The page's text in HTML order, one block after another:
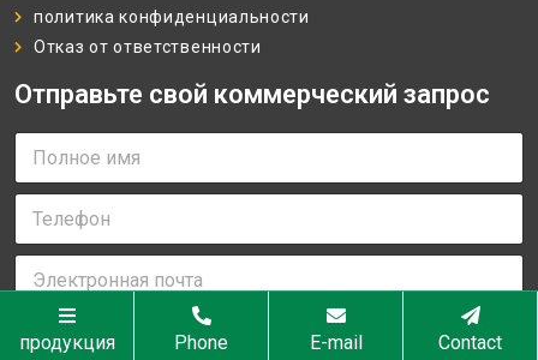
политика конфиденциальности
Отказ от ответственности
Отправьте свой коммерческий запрос
П
л
е
*
Т
л
ф
н
Э
л
кТелефон почта имя
продукция Phone E-mail Contact